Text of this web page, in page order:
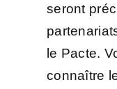
seront
le Pacte.
connaître